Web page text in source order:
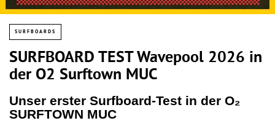
SURFBOARDS
SURFBOARD TEST Wavepool 2026 in
der O2 Surftown MUC
Unser erster Surfboard-Test in der O₂
SURFTOWN MUC